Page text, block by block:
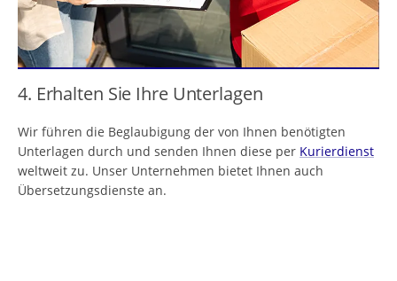
4. Erhalten Sie Ihre Unterlagen
Wir führen die Beglaubigung der von Ihnen benötigten
Unterlagen durch und senden Ihnen diese per Kurierdienst
weltweit zu. Unser Unternehmen bietet Ihnen auch
Übersetzungsdienste an.